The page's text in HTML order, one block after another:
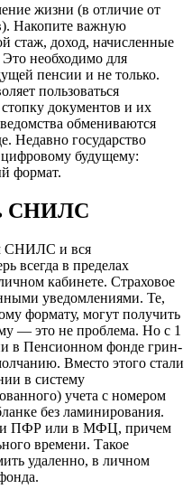
жизни (в отличие от
Накопите важную
стаж, доход, начисленные
необходимо для
пенсии и не только.
пользоваться
документов и их
обмениваются
Недавно государство
будущему:
формат.
СНИЛС
СНИЛС и вся
всегда в пределах
кабинете. Страховое
уведомлениями. Те,
формату, могут получить
— это не проблема. Но с 1
в Пенсионном фонде грин-
Вместо этого стали
в систему
учета с номером
без ламинирования.
ПФР или в МФЦ, причем
времени. Такое
удаленно, в личном